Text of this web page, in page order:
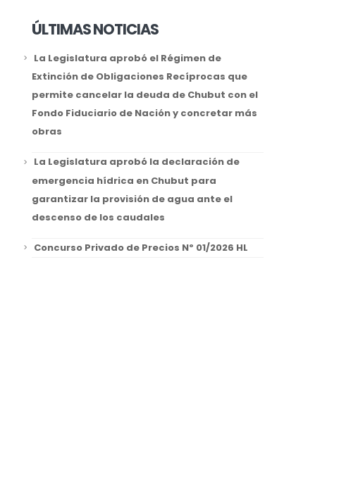
ÚLTIMAS NOTICIAS
La Legislatura aprobó el Régimen de
Extinción de Obligaciones Recíprocas que
permite cancelar la deuda de Chubut con el
Fondo Fiduciario de Nación y concretar más
obras
La Legislatura aprobó la declaración de
emergencia hídrica en Chubut para
garantizar la provisión de agua ante el
descenso de los caudales
Concurso Privado de Precios Nº 01/2026 HL